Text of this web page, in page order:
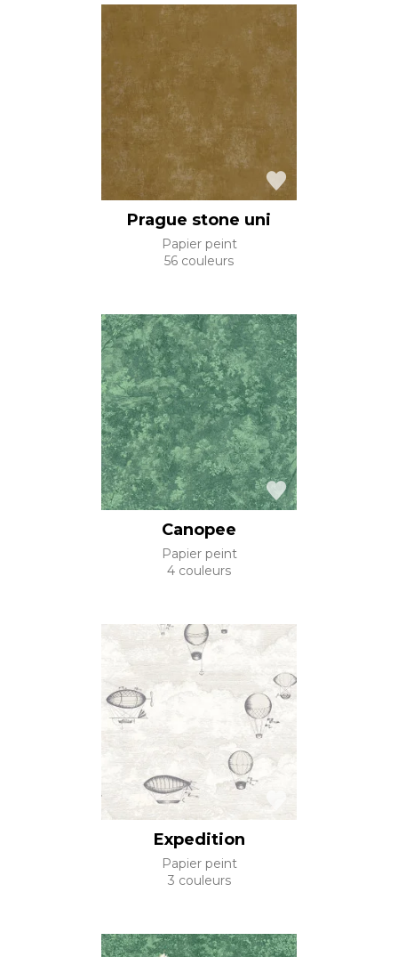
Prague stone uni
Papier peint
56 couleurs
Canopee
Papier peint
4 couleurs
Expedition
Papier peint
3 couleurs